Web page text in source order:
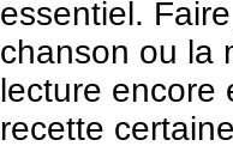
essentiel.
chanson ou la
lecture encore
recette